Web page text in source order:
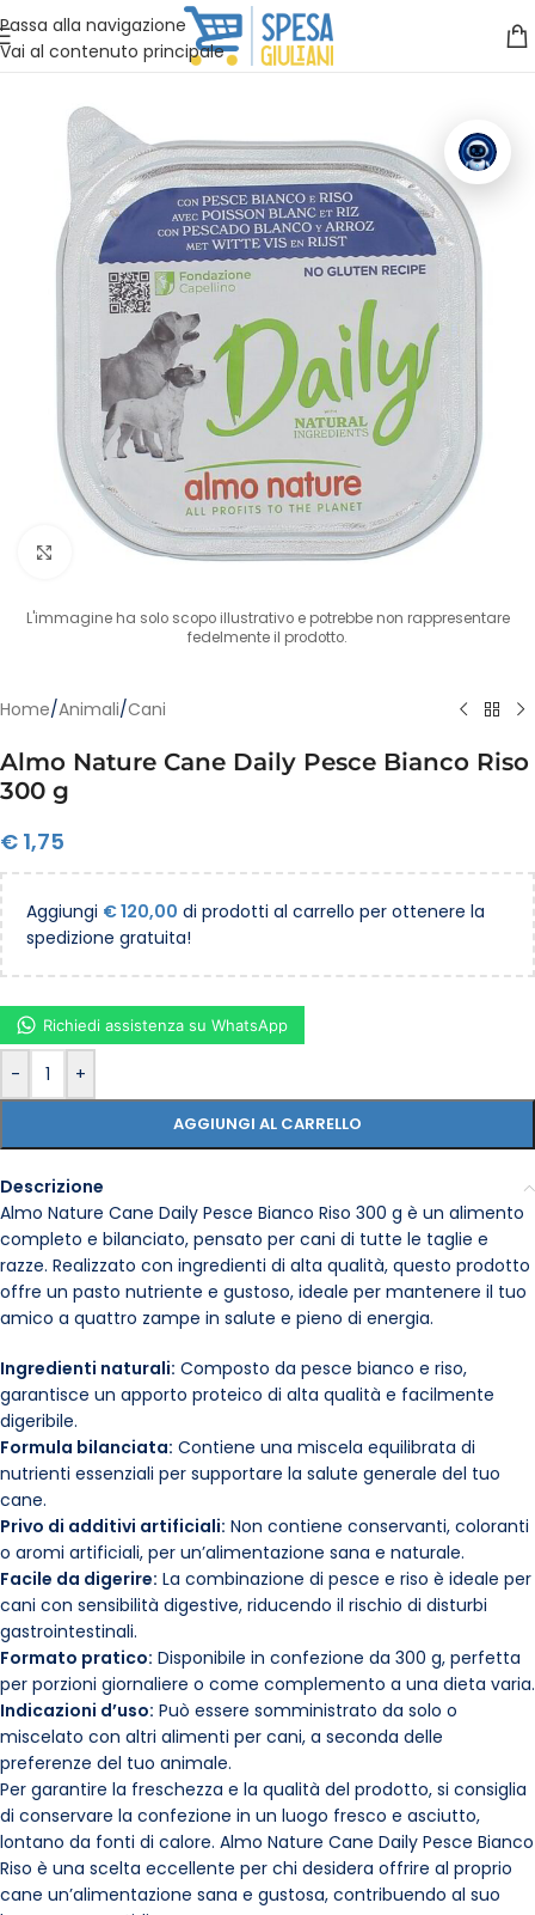
Passa alla navigazione
Vai al contenuto principale
Vuoi assistenza?Clicca qui e ti richiamiamo noi
Clicca per ingrandire
L'immagine ha solo scopo illustrativo e potrebbe non rappresentare
fedelmente il prodotto.
Home/Animali/Cani
Almo Nature Cane Daily Pesce Bianco Riso
300 g
€ 1,75
Aggiungi €120,00 di prodotti al carrello per ottenere la
spedizione gratuita!
- +
AGGIUNGI AL CARRELLO
Richiedi assistenza su WhatsApp
Descrizione
Almo Nature Cane Daily Pesce Bianco Riso 300 g è un alimento
completo e bilanciato, pensato per cani di tutte le taglie e
razze. Realizzato con ingredienti di alta qualità, questo prodotto
offre un pasto nutriente e gustoso, ideale per mantenere il tuo
amico a quattro zampe in salute e pieno di energia.
Ingredienti naturali: Composto da pesce bianco e riso,
garantisce un apporto proteico di alta qualità e facilmente
digeribile.
Formula bilanciata: Contiene una miscela equilibrata di
nutrienti essenziali per supportare la salute generale del tuo
cane.
Privo di additivi artificiali: Non contiene conservanti, coloranti
o aromi artificiali, per un’alimentazione sana e naturale.
Facile da digerire: La combinazione di pesce e riso è ideale per
cani con sensibilità digestive, riducendo il rischio di disturbi
gastrointestinali.
Formato pratico: Disponibile in confezione da 300 g, perfetta
per porzioni giornaliere o come complemento a una dieta varia.
Indicazioni d’uso: Può essere somministrato da solo o
miscelato con altri alimenti per cani, a seconda delle
preferenze del tuo animale.
Per garantire la freschezza e la qualità del prodotto, si consiglia
di conservare la confezione in un luogo fresco e asciutto,
lontano da fonti di calore. Almo Nature Cane Daily Pesce Bianco
Riso è una scelta eccellente per chi desidera offrire al proprio
cane un’alimentazione sana e gustosa, contribuendo al suo